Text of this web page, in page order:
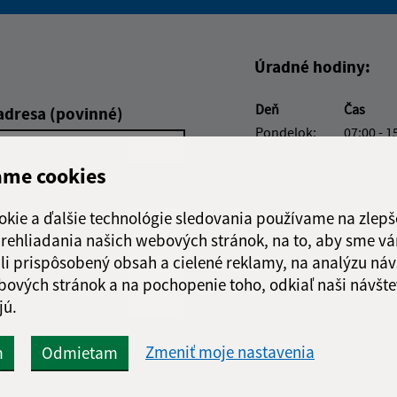
cookies
a ďalšie technológie sledovania používame na
našich webových stránok, na to, aby sme
prispôsobený obsah a cielené reklamy, na analýzu
stránok a na pochopenie toho, odkiaľ naši
Odmietam Zmeniť moje nastavenia
(povinné)
Google reCaptcha Response
Odoslať
Úradné hodiny:
Deň
Čas
Pondelok:
07:00 -
Piatok:
07:00 -